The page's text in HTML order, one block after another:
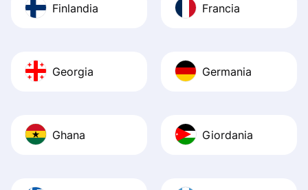
Finlandia Francia
Georgia Germania
Ghana Giordania